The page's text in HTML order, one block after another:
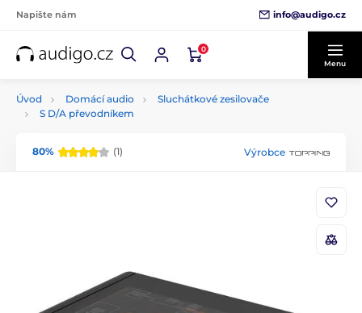
Napište nám info@audigo.cz
0
Menu
Úvod Domácí audio
Sluchátkové zesilovače
S D/A převodníkem
80% (1) Výrobce